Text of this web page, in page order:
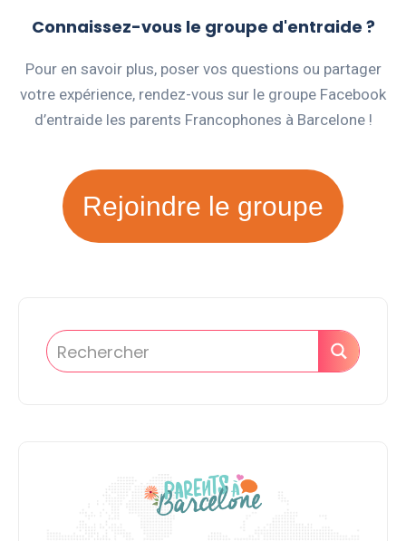
Connaissez-vous le groupe d'entraide ?
Pour en savoir plus, poser vos questions ou partager
votre expérience, rendez-vous sur le groupe Facebook
d’entraide les parents Francophones à Barcelone !
Rejoindre le groupe